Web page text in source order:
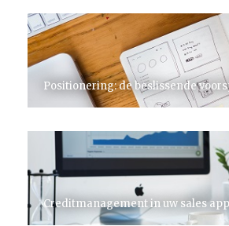
Positionering: de beslissende
Creditmanagement in uw sales